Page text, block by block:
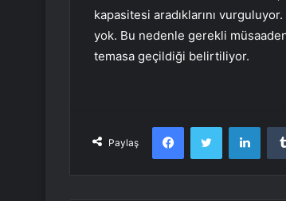
kapasitesi aradıklarını
yok. Bu nedenle gerekli
temasa geçildiği belirtiliyor.
Paylaş
FacebookTwitter